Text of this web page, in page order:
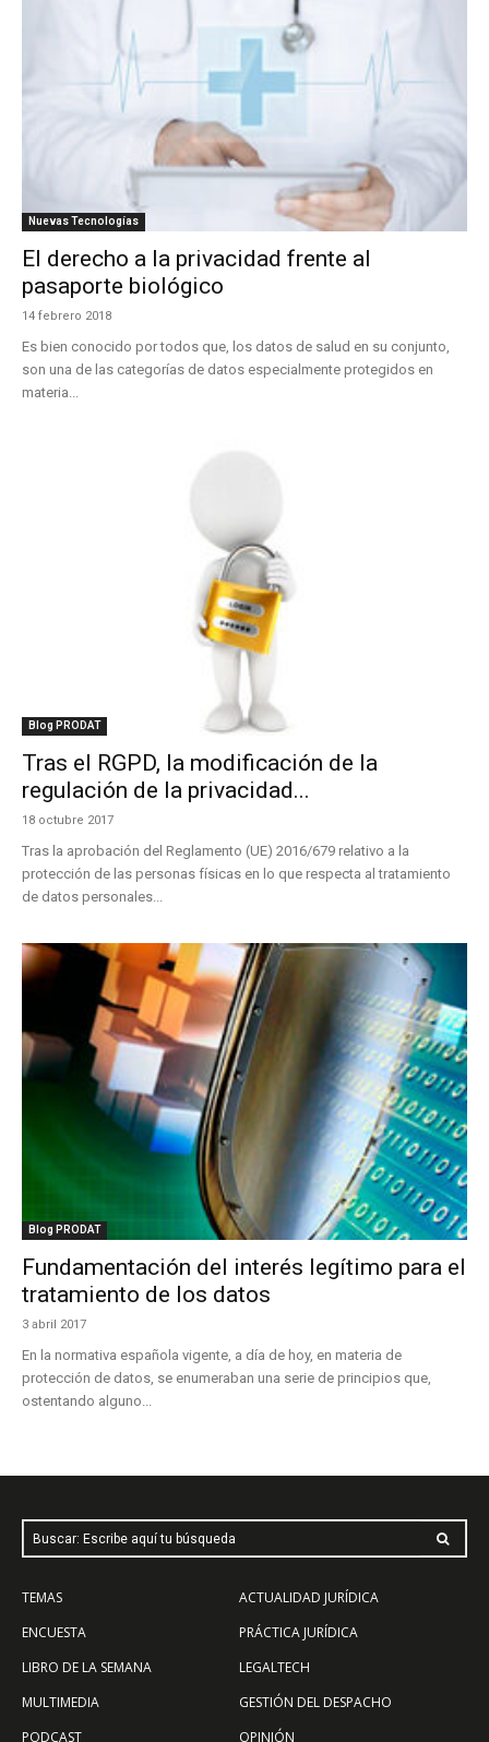
Nuevas Tecnologías
El derecho a la privacidad frente al
pasaporte biológico
14 febrero 2018
Es bien conocido por todos que, los datos de salud en su conjunto,
son una de las categorías de datos especialmente protegidos en
materia...
Blog PRODAT
Tras el RGPD, la modificación de la
regulación de la privacidad...
18 octubre 2017
Tras la aprobación del Reglamento (UE) 2016/679 relativo a la
protección de las personas físicas en lo que respecta al tratamiento
de datos personales...
Blog PRODAT
Fundamentación del interés legítimo para el
tratamiento de los datos
3 abril 2017
En la normativa española vigente, a día de hoy, en materia de
protección de datos, se enumeraban una serie de principios que,
ostentando alguno...
Buscar: Escribe aquí tu búsqueda
TEMAS
ENCUESTA
LIBRO DE LA SEMANA
MULTIMEDIA
PODCAST
ACTUALIDAD JURÍDICA
PRÁCTICA JURÍDICA
LEGALTECH
GESTIÓN DEL DESPACHO
OPINIÓN